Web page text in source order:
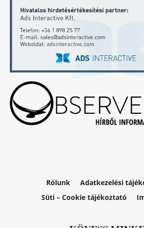
Rólunk
Adatkezelési
Süti – Cookie tájékoztató